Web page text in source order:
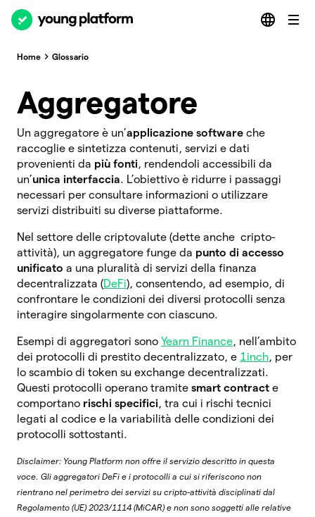
Home Glossario
Aggregatore
Un aggregatore è un’applicazione software che
raccoglie e sintetizza contenuti, servizi e dati
provenienti da più fonti, rendendoli accessibili da
un’unica interfaccia. L’obiettivo è ridurre i passaggi
necessari per consultare informazioni o utilizzare
servizi distribuiti su diverse piattaforme.
Nel settore delle criptovalute (dette anche cripto-
attività), un aggregatore funge da punto di accesso
unificato a una pluralità di servizi della finanza
decentralizzata (DeFi), consentendo, ad esempio, di
confrontare le condizioni dei diversi protocolli senza
interagire singolarmente con ciascuno.
Esempi di aggregatori sono Yearn Finance, nell’ambito
dei protocolli di prestito decentralizzato, e 1inch, per
lo scambio di token su exchange decentralizzati.
Questi protocolli operano tramite smart contract e
comportano rischi specifici, tra cui i rischi tecnici
legati al codice e la variabilità delle condizioni dei
protocolli sottostanti.
Disclaimer: Young Platform non offre il servizio descritto in questa
voce. Gli aggregatori DeFi e i protocolli a cui si riferiscono non
rientrano nel perimetro dei servizi su cripto-attività disciplinati dal
Regolamento (UE) 2023/1114 (MiCAR) e non sono soggetti alle relative